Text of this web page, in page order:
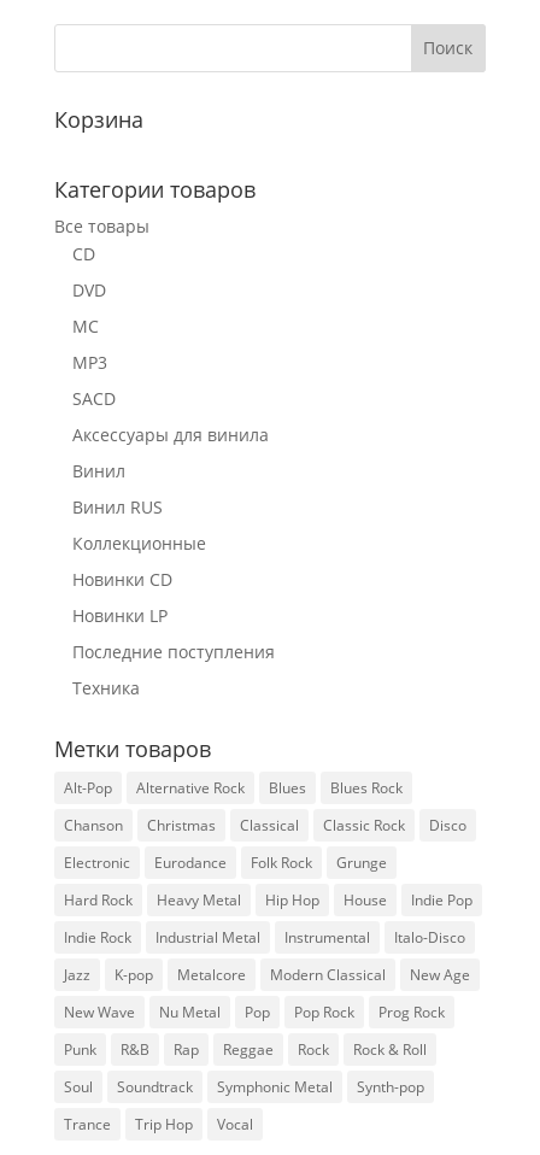
Корзина
Категории товаров
Все товары
CD
DVD
MC
MP3
SACD
Аксессуары для винила
Винил
Винил RUS
Коллекционные
Новинки CD
Новинки LP
Последние поступления
Техника
Метки товаров
Alt-Pop Alternative Rock Blues
Blues Rock
Chanson
Christmas Classical Classic Rock
Disco
Electronic
Eurodance Folk Rock
Grunge
Hard Rock
Heavy Metal Hip Hop House
Indie Pop
Indie Rock
Industrial Metal Instrumental
Italo-Disco
Jazz
K-pop Metalcore Modern Classical
New Age
New Wave
Nu Metal Pop Pop Rock
Prog Rock
Punk
R&B Rap Reggae Rock
Rock & Roll
Soul
Soundtrack Symphonic Metal
Synth-pop
Trance
Trip Hop Vocal